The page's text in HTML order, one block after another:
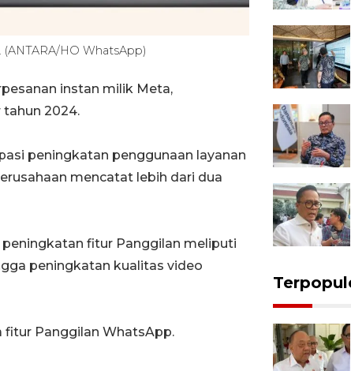
HO WhatsApp)
instan milik Meta,
2024.
peningkatan penggunaan layanan
mencatat lebih dari dua
fitur Panggilan meliputi
peningkatan kualitas video
fitur Panggilan WhatsApp.